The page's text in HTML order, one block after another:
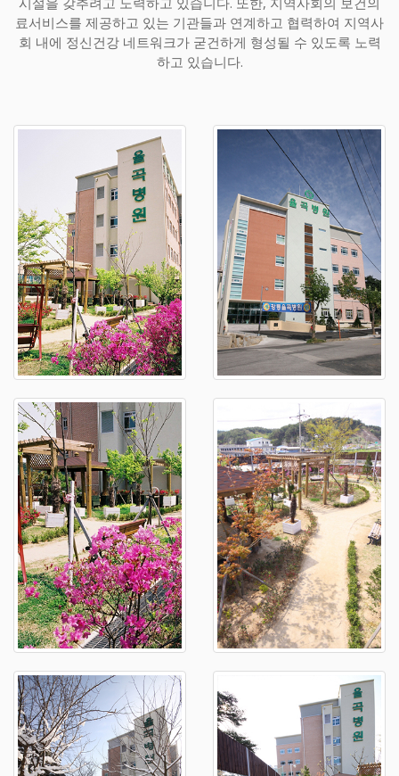
료서비스를 제공하고 있는 기관들과 연계하고 협력하여 지역사
회 내에 정신건강 네트워크가 굳건하게 형성될 수 있도록 노력
하고 있습니다.